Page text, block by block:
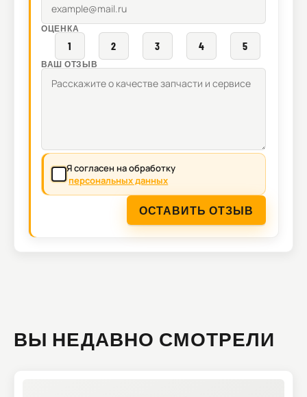
ОЦЕНКА
1 2 3 4 5
ВАШ ОТЗЫВ
Я согласен на обработку
персональных данных
ОСТАВИТЬ ОТЗЫВ
ВЫ НЕДАВНО СМОТРЕЛИ